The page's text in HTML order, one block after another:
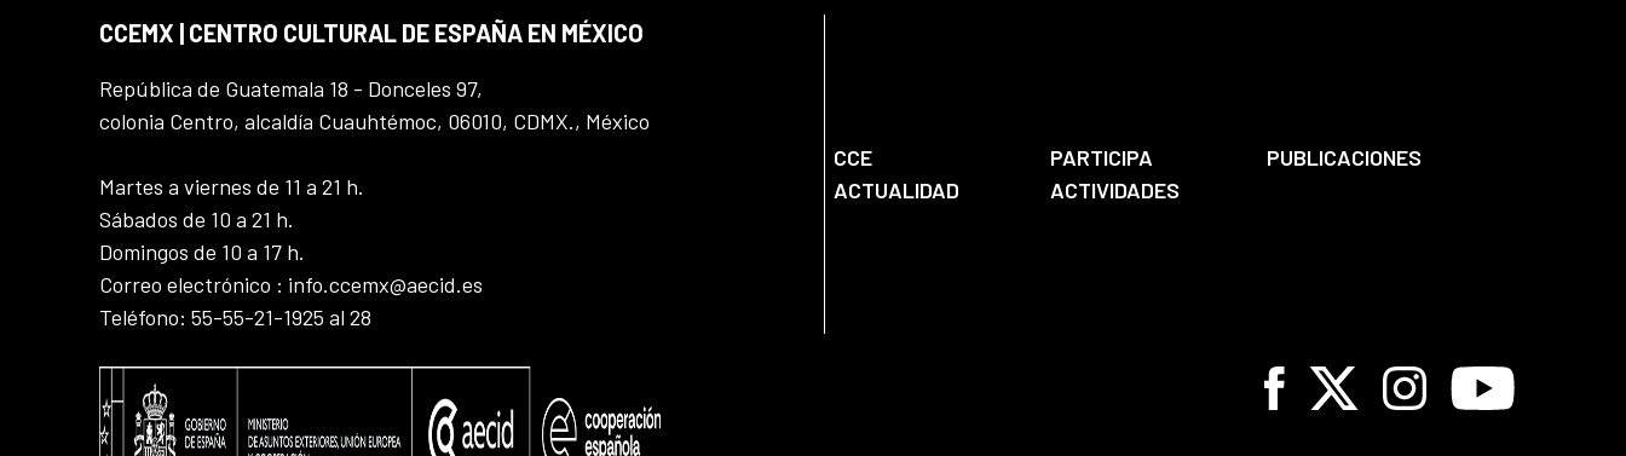
CCEMX | CENTRO CULTURAL DE ESPAÑA EN MÉXICO
República de Guatemala 18 - Donceles 97,
colonia Centro, alcaldía Cuauhtémoc, 06010, CDMX., México
Martes a viernes de 11 a 21 h.
Sábados de 10 a 21 h.
Domingos de 10 a 17 h.
Correo electrónico : info.ccemx@aecid.es
Teléfono: 55-55-21-1925 al 28
CCE PARTICIPA
PUBLICACIONES
ACTUALIDAD
ACTIVIDADES
Facebook
X InstagramYoutube